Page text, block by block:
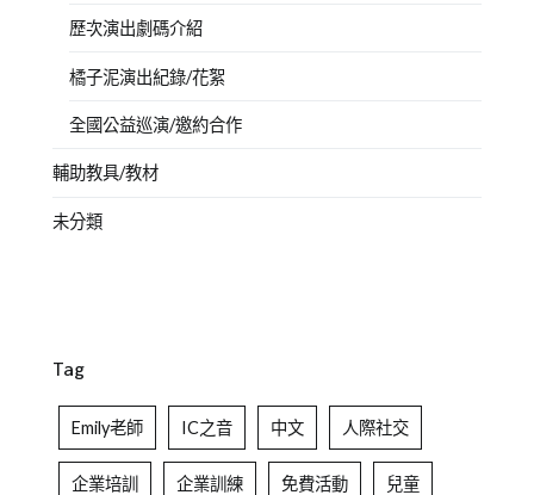
歷次演出劇碼介紹
橘子泥演出紀錄/花絮
全國公益巡演/邀約合作
輔助教具/教材
未分類
Tag
Emily老師 IC之音 中文 人際社交
企業培訓 企業訓練 免費活動 兒童